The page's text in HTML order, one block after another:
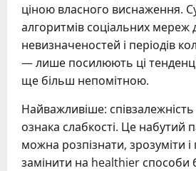
ціною власного виснаження.
алгоритмів соціальних мереж
невизначеностей і періодів
— лише посилюють ці
ще більш непомітною.
Найважливіше:
ознака слабкості. Це набутий
можна розпізнати, зрозуміти
замінити на healthier способи